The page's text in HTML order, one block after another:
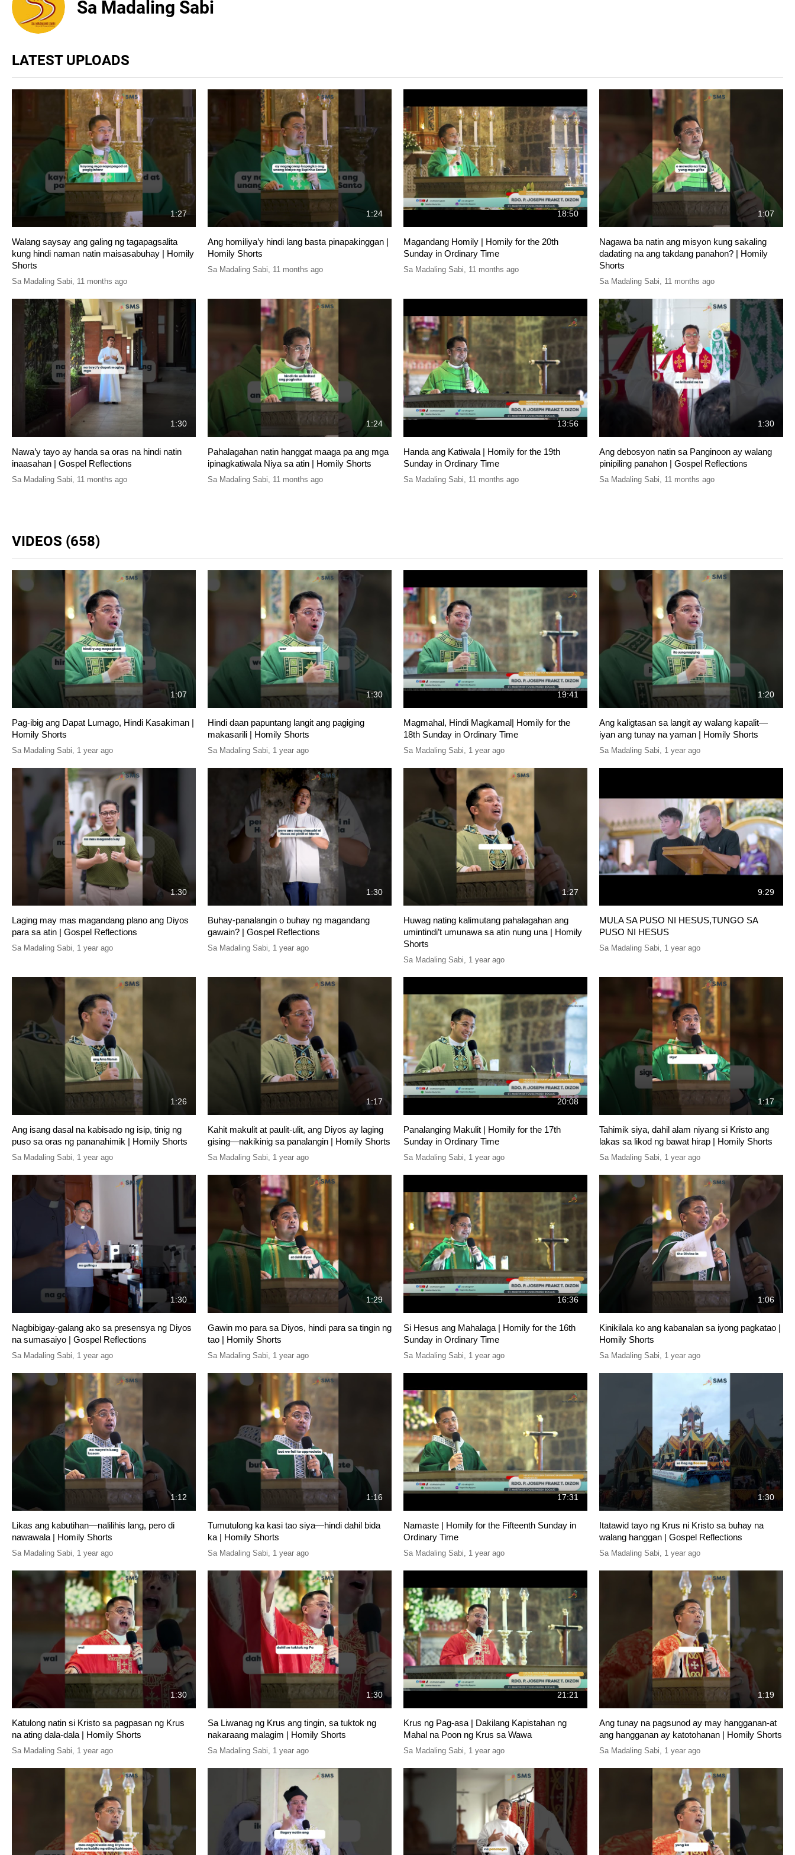
Sa Madaling Sabi
LATEST UPLOADS
1:27
Walang saysay ang galing ng tagapagsalita
kung hindi naman natin maisasabuhay | Homily
Shorts
Sa Madaling Sabi, 11 months ago
1:24
Ang homiliya’y hindi lang basta pinapakinggan |
Homily Shorts
Sa Madaling Sabi, 11 months ago
18:50
Magandang Homily | Homily for the 20th
Sunday in Ordinary Time
Sa Madaling Sabi, 11 months ago
1:07
Nagawa ba natin ang misyon kung sakaling
dadating na ang takdang panahon? | Homily
Shorts
Sa Madaling Sabi, 11 months ago
1:30
Nawa’y tayo ay handa sa oras na hindi natin
inaasahan | Gospel Reflections
Sa Madaling Sabi 11 months ago
1:24
Pahalagahan natin hanggat maaga pa ang mga
ipinagkatiwala Niya sa atin | Homily Shorts
Sa Madaling Sabi 11 months ago
13:56
Handa ang Katiwala | Homily for the 19th
Sunday in Ordinary Time
Sa Madaling Sabi 11 months ago
1:30
Ang debosyon natin sa Panginoon ay walang
pinipiling panahon | Gospel Reflections
Sa Madaling Sabi 11 months ago
VIDEOS (658)
1:07
Pag-ibig ang Dapat Lumago, Hindi Kasakiman |
Homily Shorts
Sa Madaling Sabi 1 year ago
1:30
Hindi daan papuntang langit ang pagiging
makasarili | Homily Shorts
Sa Madaling Sabi 1 year ago
19:41
Magmahal, Hindi Magkamal| Homily for the
18th Sunday in Ordinary Time
Sa Madaling Sabi 1 year ago
1:20
Ang kaligtasan sa langit ay walang kapalit—
iyan ang tunay na yaman | Homily Shorts
Sa Madaling Sabi 1 year ago
1:30
Laging may mas magandang plano ang Diyos
para sa atin | Gospel Reflections
Sa Madaling Sabi, 1 year ago
1:30
Buhay-panalangin o buhay ng magandang
gawain? | Gospel Reflections
Sa Madaling Sabi, 1 year ago
1:27
Huwag nating kalimutang pahalagahan ang
umintindi’t umunawa sa atin nung una | Homily
Shorts
Sa Madaling Sabi, 1 year ago
9:29
MULA SA PUSO NI HESUS,TUNGO SA
PUSO NI HESUS
Sa Madaling Sabi, 1 year ago
1:26
Ang isang dasal na kabisado ng isip, tinig ng
puso sa oras ng pananahimik | Homily Shorts
Sa Madaling Sabi, 1 year ago
1:17
Kahit makulit at paulit-ulit, ang Diyos ay laging
gising—nakikinig sa panalangin | Homily Shorts
Sa Madaling Sabi, 1 year ago
20:08
Panalanging Makulit | Homily for the 17th
Sunday in Ordinary Time
Sa Madaling Sabi, 1 year ago
1:17
Tahimik siya, dahil alam niyang si Kristo ang
lakas sa likod ng bawat hirap | Homily Shorts
Sa Madaling Sabi, 1 year ago
1:30
Nagbibigay-galang ako sa presensya ng Diyos
na sumasaiyo | Gospel Reflections
Sa Madaling Sabi 1 year ago
1:29
Gawin mo para sa Diyos, hindi para sa tingin ng
tao | Homily Shorts
Sa Madaling Sabi 1 year ago
16:36
Si Hesus ang Mahalaga | Homily for the 16th
Sunday in Ordinary Time
Sa Madaling Sabi 1 year ago
1:06
Kinikilala ko ang kabanalan sa iyong pagkatao |
Homily Shorts
Sa Madaling Sabi 1 year ago
1:12
Likas ang kabutihan—nalilihis lang, pero di
nawawala | Homily Shorts
Sa Madaling Sabi 1 year ago
1:16
Tumutulong ka kasi tao siya—hindi dahil bida
ka | Homily Shorts
Sa Madaling Sabi 1 year ago
17:31
Namaste | Homily for the Fifteenth Sunday in
Ordinary Time
Sa Madaling Sabi 1 year ago
1:30
Itatawid tayo ng Krus ni Kristo sa buhay na
walang hanggan | Gospel Reflections
Sa Madaling Sabi 1 year ago
1:30
Katulong natin si Kristo sa pagpasan ng Krus
na ating dala-dala | Homily Shorts
Sa Madaling Sabi, 1 year ago
1:30
Sa Liwanag ng Krus ang tingin, sa tuktok ng
nakaraang malagim | Homily Shorts
Sa Madaling Sabi, 1 year ago
21:21
Krus ng Pag-asa | Dakilang Kapistahan ng
Mahal na Poon ng Krus sa Wawa
Sa Madaling Sabi, 1 year ago
1:19
Ang tunay na pagsunod ay may hangganan-at
ang hangganan ay katotohanan | Homily Shorts
Sa Madaling Sabi, 1 year ago